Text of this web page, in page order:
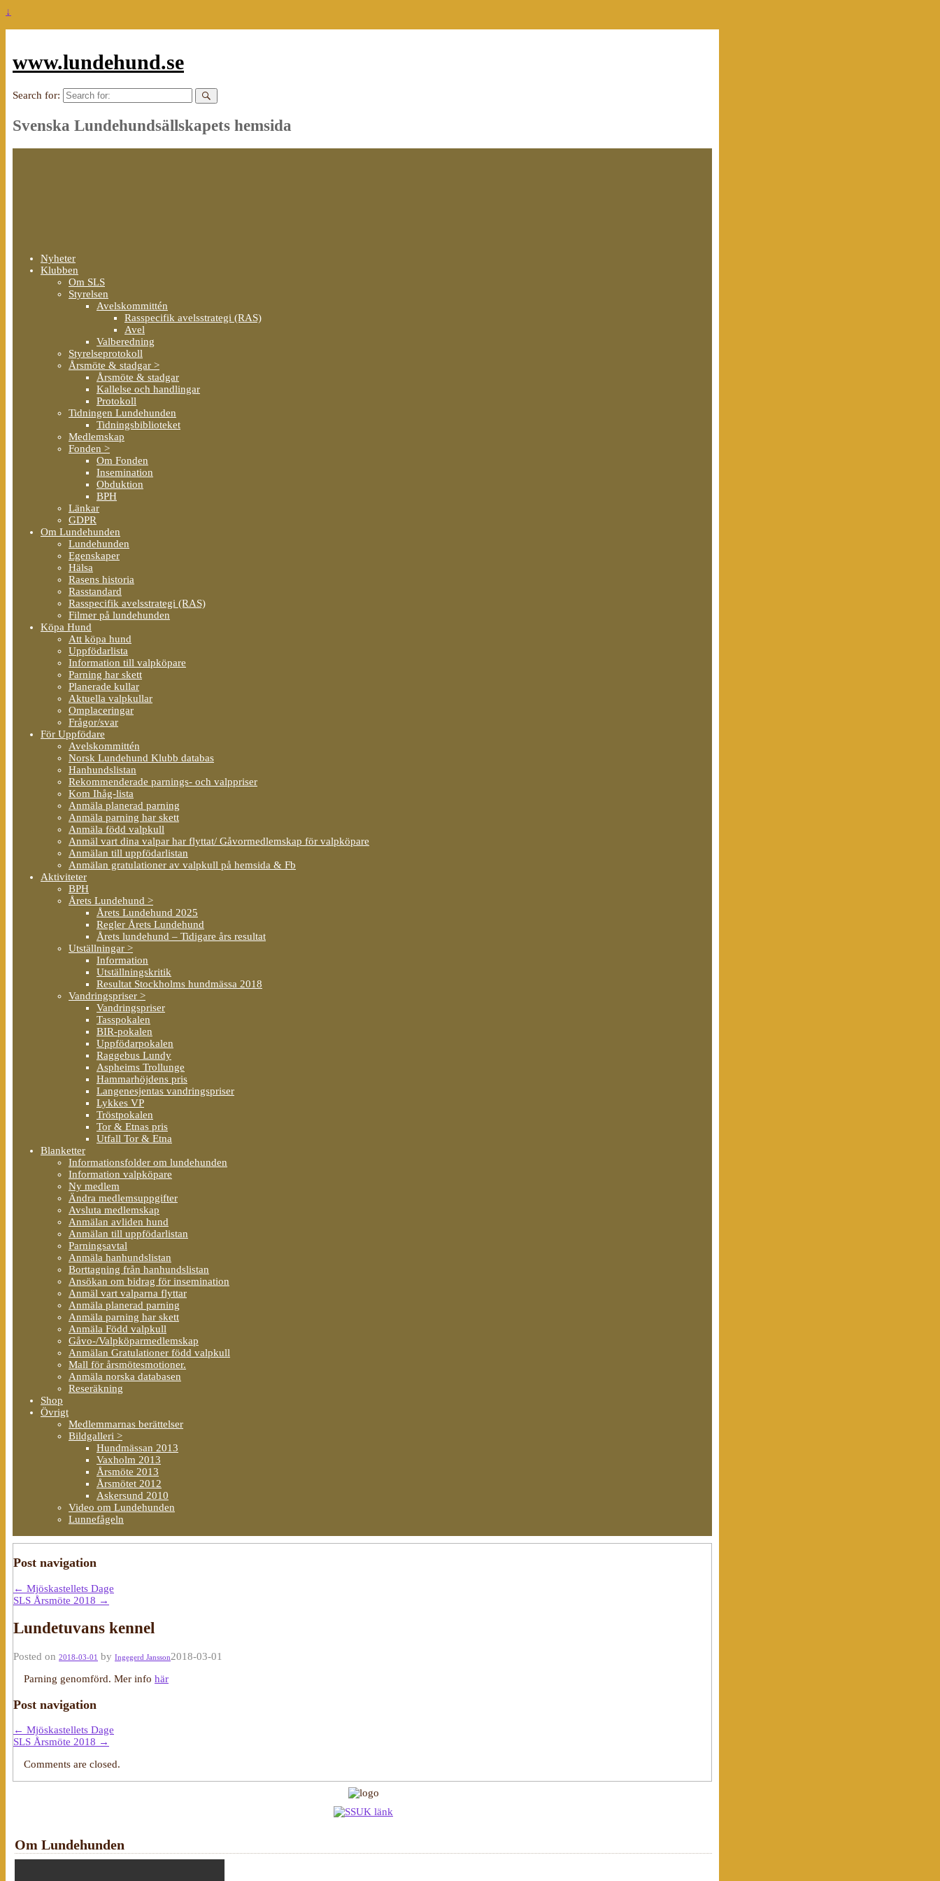
↓
www.lundehund.se
Search for:
Svenska Lundehundsällskapets hemsida
Nyheter
Klubben
Om SLS
Styrelsen
Avelskommittén
Rasspecifik avelsstrategi (RAS)
Avel
Valberedning
Styrelseprotokoll
Årsmöte & stadgar >
Årsmöte & stadgar
Kallelse och handlingar
Protokoll
Tidningen Lundehunden
Tidningsbiblioteket
Medlemskap
Fonden >
Om Fonden
Insemination
Obduktion
BPH
Länkar
GDPR
Om Lundehunden
Lundehunden
Egenskaper
Hälsa
Rasens historia
Rasstandard
Rasspecifik avelsstrategi (RAS)
Filmer på lundehunden
Köpa Hund
Att köpa hund
Uppfödarlista
Information till valpköpare
Parning har skett
Planerade kullar
Aktuella valpkullar
Omplaceringar
Frågor/svar
För Uppfödare
Avelskommittén
Norsk Lundehund Klubb databas
Hanhundslistan
Rekommenderade parnings- och valppriser
Kom Ihåg-lista
Anmäla planerad parning
Anmäla parning har skett
Anmäla född valpkull
Anmäl vart dina valpar har flyttat/ Gåvormedlemskap för valpköpare
Anmälan till uppfödarlistan
Anmälan gratulationer av valpkull på hemsida & Fb
Aktiviteter
BPH
Årets Lundehund >
Årets Lundehund 2025
Regler Årets Lundehund
Årets lundehund – Tidigare års resultat
Utställningar >
Information
Utställningskritik
Resultat Stockholms hundmässa 2018
Vandringspriser >
Vandringspriser
Tasspokalen
BIR-pokalen
Uppfödarpokalen
Raggebus Lundy
Aspheims Trollunge
Hammarhöjdens pris
Langenesjentas vandringspriser
Lykkes VP
Tröstpokalen
Tor & Etnas pris
Utfall Tor & Etna
Blanketter
Informationsfolder om lundehunden
Information valpköpare
Ny medlem
Ändra medlemsuppgifter
Avsluta medlemskap
Anmälan avliden hund
Anmälan till uppfödarlistan
Parningsavtal
Anmäla hanhundslistan
Borttagning från hanhundslistan
Ansökan om bidrag för insemination
Anmäl vart valparna flyttar
Anmäla planerad parning
Anmäla parning har skett
Anmäla Född valpkull
Gåvo-/Valpköparmedlemskap
Anmälan Gratulationer född valpkull
Mall för årsmötesmotioner.
Anmäla norska databasen
Reseräkning
Shop
Övrigt
Medlemmarnas berättelser
Bildgalleri >
Hundmässan 2013
Vaxholm 2013
Årsmöte 2013
Årsmötet 2012
Askersund 2010
Video om Lundehunden
Lunnefågeln
Post navigation
← Mjöskastellets Dage
SLS Årsmöte 2018 →
Lundetuvans kennel
Posted on 2018-03-01 by Ingegerd Jansson2018-03-01
Parning genomförd. Mer info här
Post navigation
← Mjöskastellets Dage
SLS Årsmöte 2018 →
Comments are closed.
Om Lundehunden